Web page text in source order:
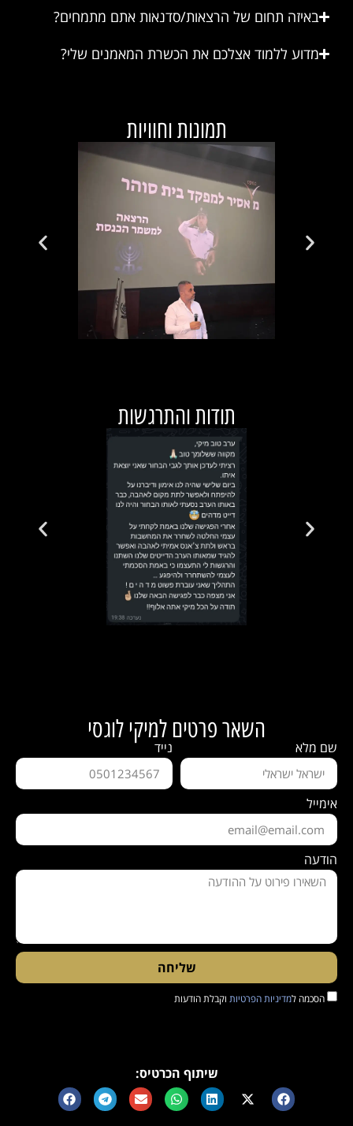
באיזה תחום של הרצאות/סדנאות אתם מתמחים?
מדוע ללמוד אצלכם את הכשרת המאמנים שלי?
תמונות וחוויות
תודות והתרגשות
השאר פרטים למיקי לוגסי
שם מלא נייד
אימייל
הודעה
הסכמה למדיניות הפרטיות וקבלת הודעות
שליחה
שיתוף הכרטיס: